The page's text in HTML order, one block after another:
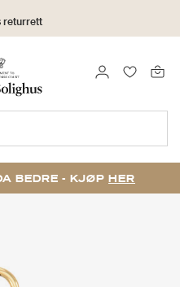
returrett
LOGG INN
BEDRE - KJØP HER